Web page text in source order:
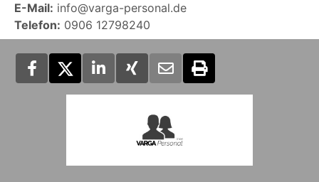
E-Mail: info@varga-personal.de
Telefon: 0906 12798240